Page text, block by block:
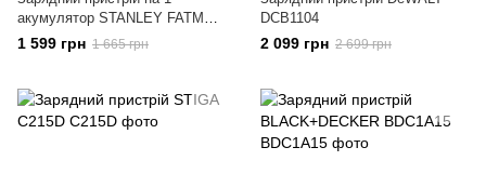
акумулятор STANLEY FATMAX
SFMCB14
1 599 грн 1 665 грн
DCB1104
2 099 грн 2 699 грн